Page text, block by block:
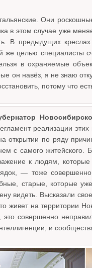
Они
в этом случае уже
В предыдущих
же целью специалисты
в охраняемые
он навёз, я не знаю
потому что
реализации
по ряду
с самого
к людям,
— тоже
старые, которые
видеть. Высказали
живет на территории
совершенно
и